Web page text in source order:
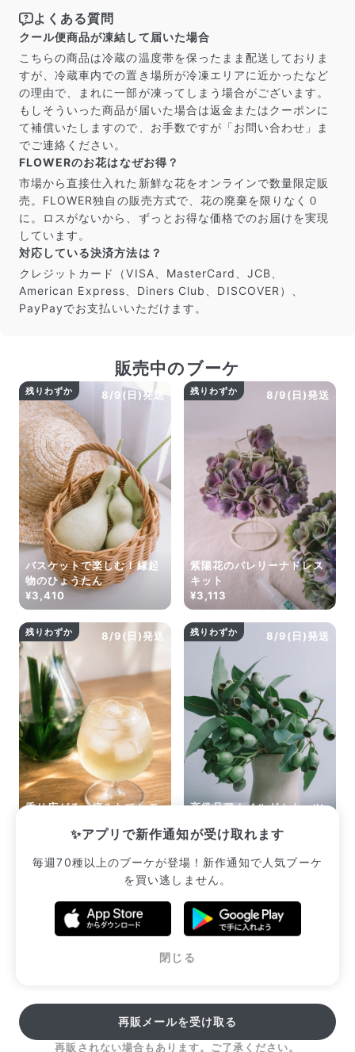
写真と同じものが届く？
商品ページに掲載している写真は、実際にお届けする商
品を撮影したものです。お花は生き物なので、どうして
も色味やサイズ・咲き方に個体差はありますが、できる
だけ写真のイメージに近いものをお届けできるように人
の目でチェックをしています。
Q. 毎月自動でお花が届くサービスですか？
いいえ、毎月自動でお届けするサービスではありません。好
きな時に好きな花をご注文いただけます。
Q. 配送できないエリアはありますか？
ただいま沖縄・離島エリアへの配送には対応しておりませ
ん。ご了承ください。
Q. 配送日時は指定できますか？
お花をベストなタイミングで発送しているため、お届け日の
指定はできません。受け取り時間帯は、発送後にクロネコヤ
マトのアプリから変更可能です。
Q. 注文後にキャンセルできますか？
ご注文後一定時間内であればキャンセル可能です。
よくある質問
クール便商品が凍結して届いた場合
こちらの商品は冷蔵の温度帯を保ったまま配送しておりま
すが、冷蔵車内での置き場所が冷凍エリアに近かったなど
の理由で、まれに一部が凍ってしまう場合がございます。
もしそういった商品が届いた場合は返金またはクーポンに
て補償いたしますので、お手数ですが「お問い合わせ」ま
でご連絡ください。
FLOWERのお花はなぜお得？
市場から直接仕入れた新鮮な花をオンラインで数量限定販
売。FLOWER独自の販売方式で、花の廃棄を限りなく０
に。ロスがないから、ずっとお得な価格でのお届けを実現
しています。
対応している決済方法は？
クレジットカード（VISA、MasterCard、JCB、
American Express、Diners Club、DISCOVER）、
PayPayでお支払いいただけます。
✨アプリで新作通知が受け取れます
毎週70種以上のブーケが登場！新作通知で人気ブーケ
を買い逃しません。
閉じる
販売中のブーケ
8/9(日)発送
残りわずか
バスケットで楽しむ！縁起
物のひょうたん
¥3,410
8/9(日)発送
残りわずか
紫陽花のバレリーナドレス
キット
¥3,113
8/9(日)発送
残りわずか
香り広がる、摘みたてレモ
8/9(日)発送
残りわずか
高級品種！ベルガムナッツ
¥2,640
販売中のブーケ一覧へ
再販メールを受け取る
再販されない場合もあります。ご了承ください。